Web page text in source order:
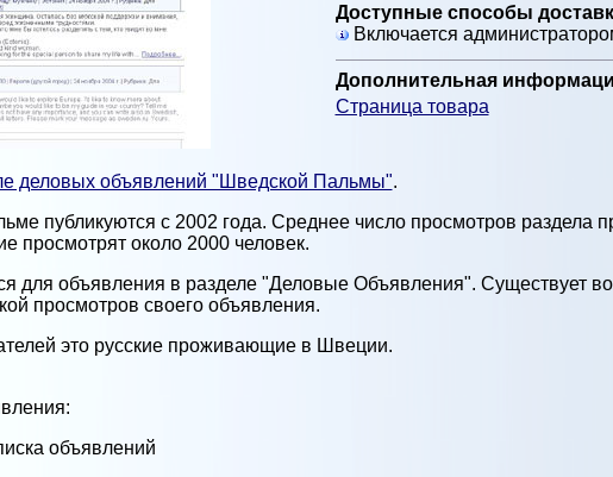
Доступные способы
Включается
Дополнительная
Страница товара
деловых объявлений "Шведской Пальмы".
публикуются с 2002 года. Среднее число просмотров раздела
просмотрят около 2000 человек.
для объявления в разделе "Деловые Объявления". Существует
просмотров своего объявления.
это русские проживающие в Швеции.
объявлений